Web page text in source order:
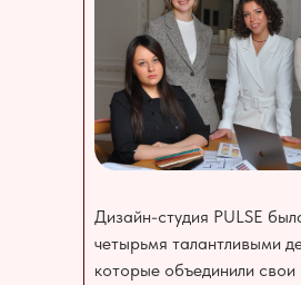
Дизайн-студия PULSE
четырьмя талантливыми
которые объединили свои